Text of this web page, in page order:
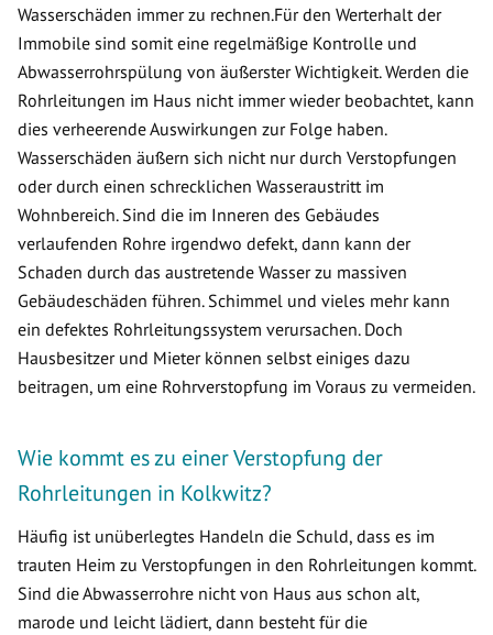
Wasserschäden immer zu rechnen.Für den Werterhalt der
Immobile sind somit eine regelmäßige Kontrolle und
Abwasserrohrspülung von äußerster Wichtigkeit. Werden die
Rohrleitungen im Haus nicht immer wieder beobachtet, kann
dies verheerende Auswirkungen zur Folge haben.
Wasserschäden äußern sich nicht nur durch Verstopfungen
oder durch einen schrecklichen Wasseraustritt im
Wohnbereich. Sind die im Inneren des Gebäudes
verlaufenden Rohre irgendwo defekt, dann kann der
Schaden durch das austretende Wasser zu massiven
Gebäudeschäden führen. Schimmel und vieles mehr kann
ein defektes Rohrleitungssystem verursachen. Doch
Hausbesitzer und Mieter können selbst einiges dazu
beitragen, um eine Rohrverstopfung im Voraus zu vermeiden.
Wie kommt es zu einer Verstopfung der
Rohrleitungen in Kolkwitz?
Häufig ist unüberlegtes Handeln die Schuld, dass es im
trauten Heim zu Verstopfungen in den Rohrleitungen kommt.
Sind die Abwasserrohre nicht von Haus aus schon alt,
marode und leicht lädiert, dann besteht für die